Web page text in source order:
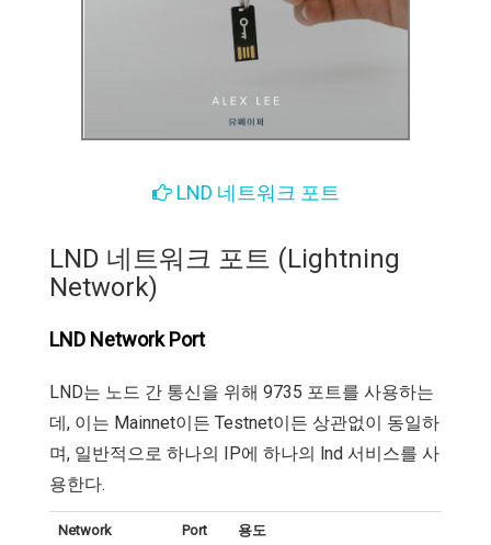
LND 네트워크 포트
LND 네트워크 포트 (Lightning
Network)
LND Network Port
LND는 노드 간 통신을 위해 9735 포트를 사용하는
데, 이는 Mainnet이든 Testnet이든 상관없이 동일하
며, 일반적으로 하나의 IP에 하나의 lnd 서비스를 사
용한다.
Network Port 용도